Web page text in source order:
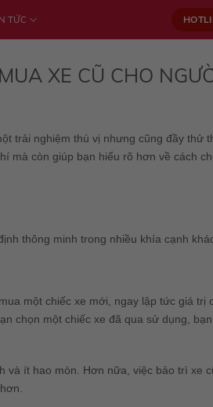
TỨC
XE CŨ CHO
trải nghiệm thú vị nhưng cũng đầy thử
mà còn giúp bạn hiểu rõ hơn về cách
thông minh trong nhiều khía cạnh
một chiếc xe mới, ngay lập tức giá trị
chọn một chiếc xe đã qua sử dụng,
và ít hao mòn. Hơn nữa, việc bảo trì xe